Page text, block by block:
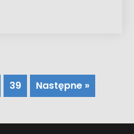
39 Następne »